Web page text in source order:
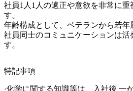
社員1人1人の適正や意欲を非常に重
す。
年齢構成として、ベテランから若年
社員同士のコミュニケーションは
す。
特記事項
·化学に関する知識等は、入社後 一